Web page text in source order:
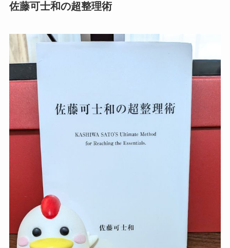
佐藤可士和の超整理術